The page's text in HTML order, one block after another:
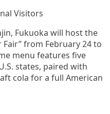
Visitors
Fukuoka will host the
Fair” from February 24 to
menu features five
states, paired with
cola for a full American